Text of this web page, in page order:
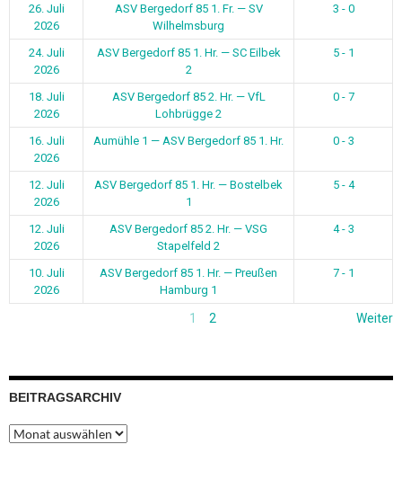
26. Juli
2026
ASV Bergedorf 85 1. Fr. — SV
Wilhelmsburg
3 - 0
24. Juli
2026
ASV Bergedorf 85 1. Hr. — SC Eilbek
2
5 - 1
18. Juli
2026
ASV Bergedorf 85 2. Hr. — VfL
Lohbrügge 2
0 - 7
16. Juli
2026
Aumühle 1 — ASV Bergedorf 85 1. Hr. 0 - 3
12. Juli
2026
ASV Bergedorf 85 1. Hr. — Bostelbek
1
5 - 4
12. Juli
2026
ASV Bergedorf 85 2. Hr. — VSG
Stapelfeld 2
4 - 3
10. Juli
2026
ASV Bergedorf 85 1. Hr. — Preußen
Hamburg 1
7 - 1
1 2 Weiter
BEITRAGSARCHIV
Beitragsarchiv